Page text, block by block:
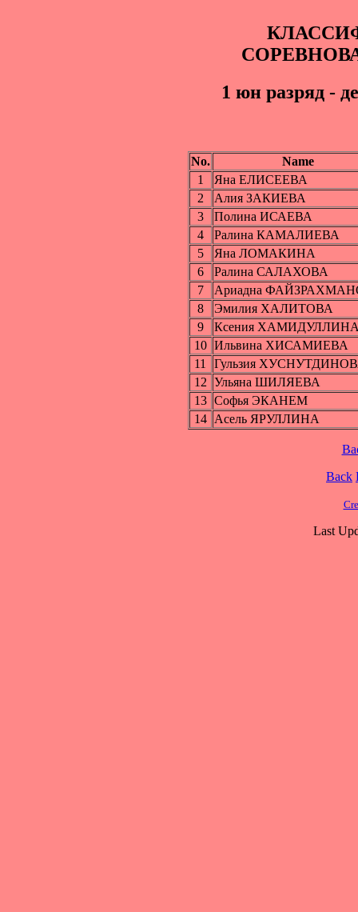
1 юн paзряд -
No.
Name
1
Яна ЕЛИСЕЕВА
2
Алия ЗАКИЕВА
3
Полина ИСАЕВА
4
Ралина КАМАЛИЕВА
5
Яна ЛОМАКИНА
6
Ралина САЛАХОВА
7
Ариадна
8
Эмилия ХАЛИТОВА
9
Ксения
10 Ильвина ХИСАМИЕВА
11
Гульзия
12 Ульяна ШИЛЯЕВА
13 Софья ЭКАНЕМ
14 Асель ЯРУЛЛИНА
Back
Last